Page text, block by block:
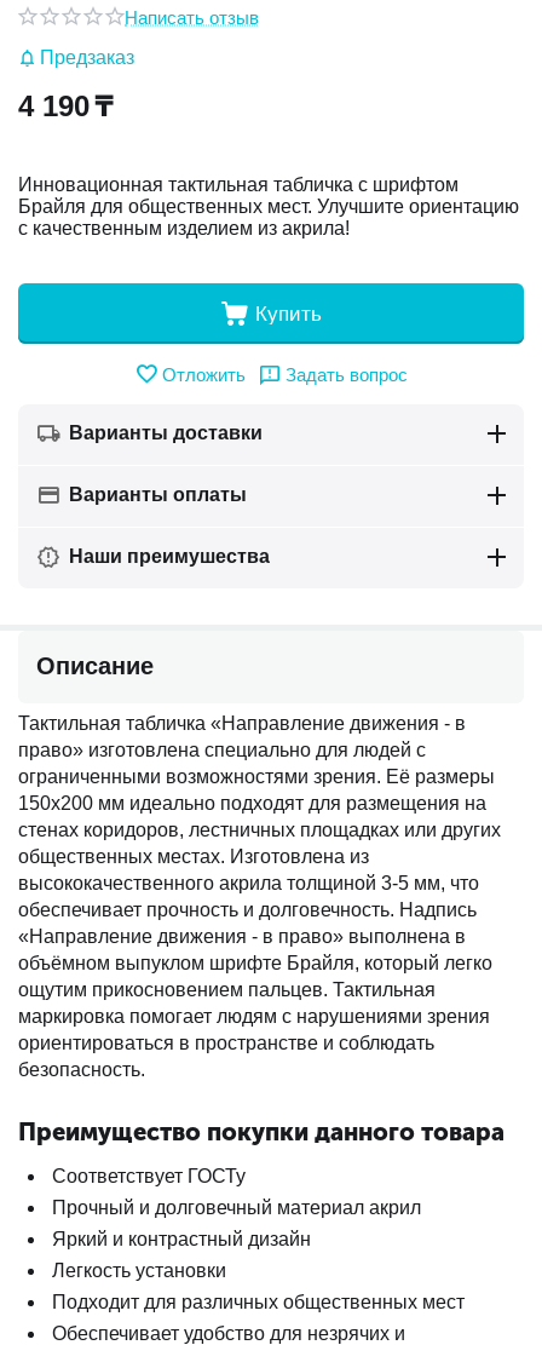
Написать отзыв
Предзаказ
4 190₸
Инновационная тактильная табличка с шрифтом
Брайля для общественных мест. Улучшите ориентацию
с качественным изделием из акрила!
Купить
Отложить Задать вопрос
Варианты доставки
Варианты оплаты
Наши преимушества
Описание
Тактильная табличка «Направление движения - в
право» изготовлена специально для людей с
ограниченными возможностями зрения. Её размеры
150х200 мм идеально подходят для размещения на
стенах коридоров, лестничных площадках или других
общественных местах. Изготовлена из
высококачественного акрила толщиной 3-5 мм, что
обеспечивает прочность и долговечность. Надпись
«Направление движения - в право» выполнена в
объёмном выпуклом шрифте Брайля, который легко
ощутим прикосновением пальцев. Тактильная
маркировка помогает людям с нарушениями зрения
ориентироваться в пространстве и соблюдать
безопасность.
Преимущество покупки данного товара
Соответствует ГОСТу
Прочный и долговечный материал акрил
Яркий и контрастный дизайн
Легкость установки
Подходит для различных общественных мест
Обеспечивает удобство для незрячих и